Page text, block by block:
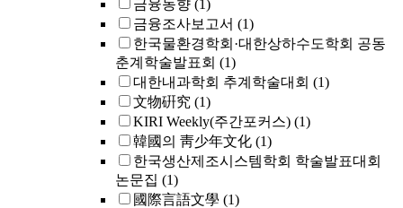
금융동향 (1)
금융조사보고서 (1)
한국물환경학회·대한상하수도학회 공동
춘계학술발표회 (1)
대한내과학회 추계학술대회 (1)
文物硏究 (1)
KIRI Weekly(주간포커스) (1)
韓國의 靑少年文化 (1)
한국생산제조시스템학회 학술발표대회
논문집 (1)
國際言語文學 (1)